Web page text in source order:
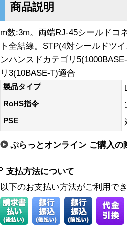
商品説明
m数:3m。両端RJ-45シールドコ
ト全結線。STP(4対シールドツ
ンハンスドカテゴリ
リ3(10BASE-T)適合
製品タイプ
RoHS指令
PSE
ぷらっとオンライン ご購入の
支払方法について
以下のお支払い方法がご利用で